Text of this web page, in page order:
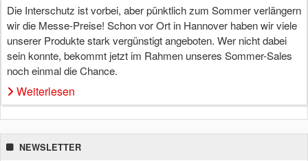
Die Interschutz ist vorbei, aber pünktlich zum Sommer verlängern
wir die Messe-Preise! Schon vor Ort in Hannover haben wir viele
unserer Produkte stark vergünstigt angeboten. Wer nicht dabei
sein konnte, bekommt jetzt im Rahmen unseres Sommer-Sales
noch einmal die Chance.
Weiterlesen
NEWSLETTER